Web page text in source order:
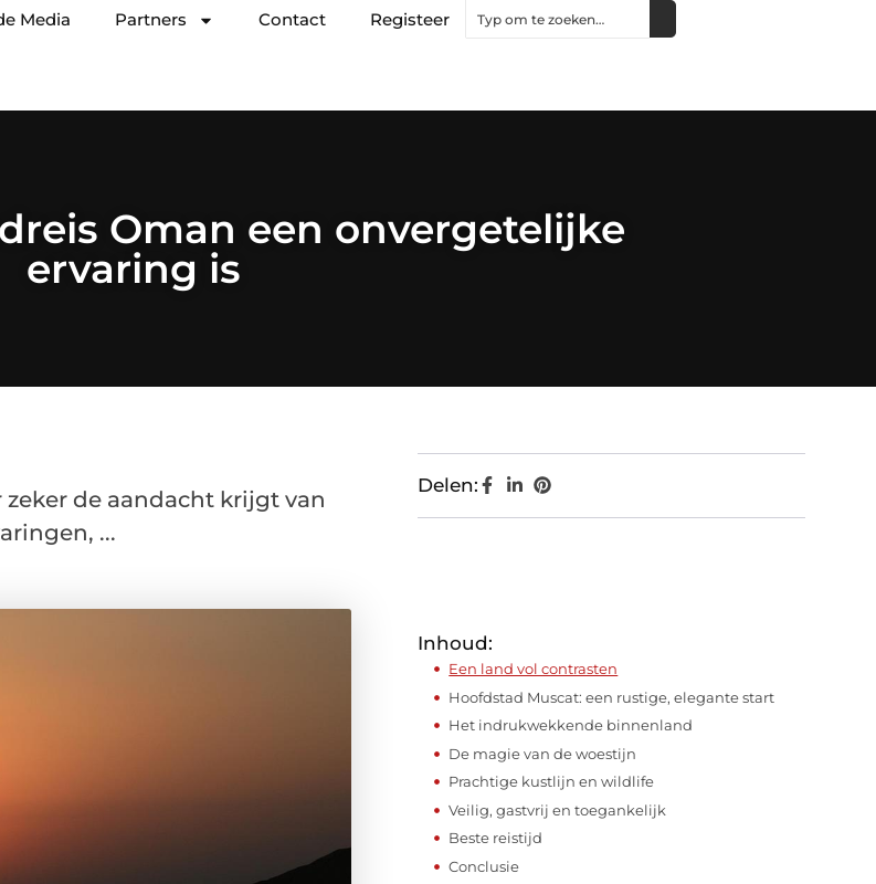
Media Partners Contact Registeer
Oman een onvergetelijke
ervaring is
de aandacht krijgt van
...
Delen:
Inhoud:
Een land vol contrasten
Hoofdstad Muscat: een rustige, elegante start
Het indrukwekkende binnenland
De magie van de woestijn
Prachtige kustlijn en wildlife
Veilig, gastvrij en toegankelijk
Beste reistijd
Conclusie